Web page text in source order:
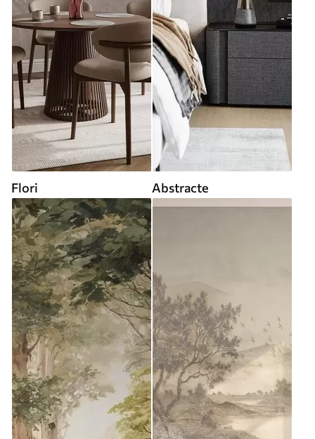
Flori Abstracte